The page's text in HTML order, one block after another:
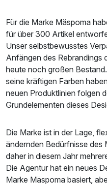
Für die Marke Mäspoma
für über 300 Artikel
Unser selbstbewusstes
Anfängen des Rebrandings
heute noch großen
seine kräftigen Farben
neuen Produktlinien folgen
Grundelementen dieses
Die Marke ist in der Lage,
ändernden Bedürfnisse des
daher in diesem Jahr
Die Agentur hat ein neues
Marke Mäspoma basiert,